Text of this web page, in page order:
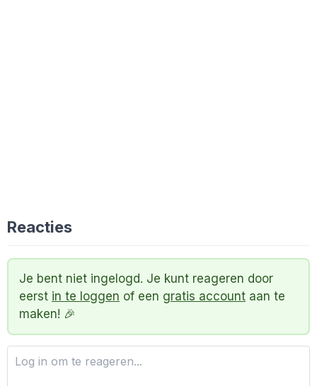
Reacties
Je bent niet ingelogd. Je kunt reageren door
eerst in te loggen of een gratis account aan te
maken! 🎉